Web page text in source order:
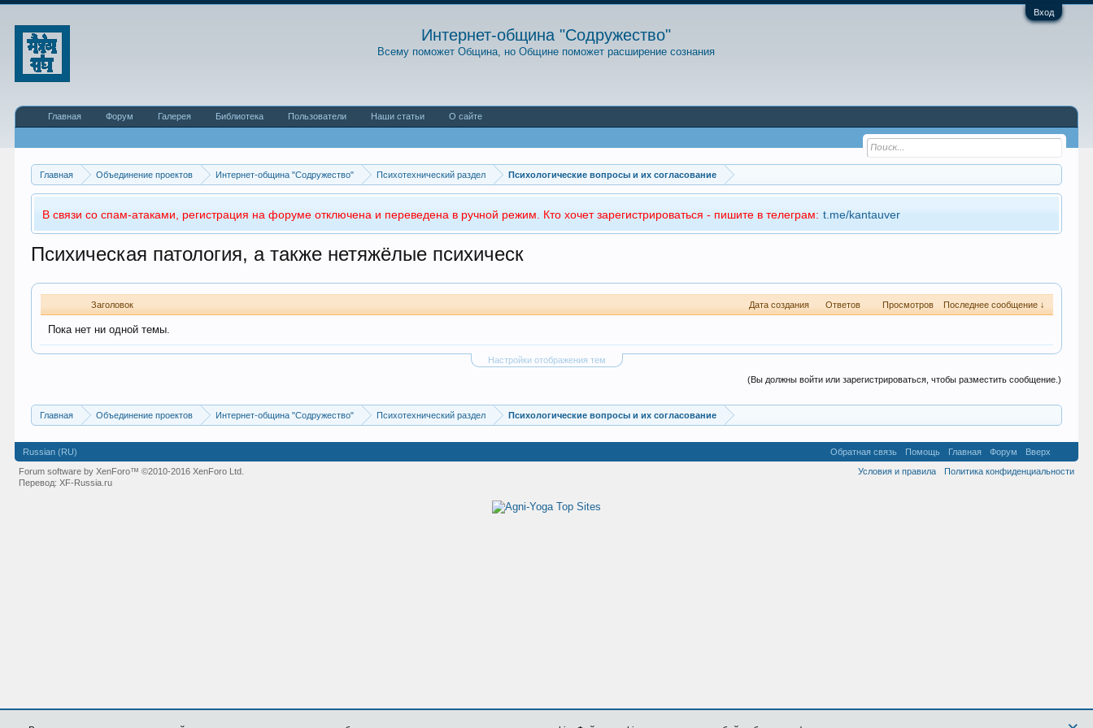
Вход
Интернет-община "Содружество"
Всему поможет Община, но Общине поможет расширение сознания
Главная Объединение проектов Интернет-община "Содружество" Психотехнический раздел Психологические вопросы и их согласование
В связи со спам-атаками, регистрация на форуме отключена и переведена в ручной режим. Кто хочет зарегистрироваться - пишите в телеграм: t.me/kantauver
Психическая патология, а также нетяжёлые психическ
Заголовок Дата создания Ответов Просмотров Последнее сообщение ↓
Пока нет ни одной темы.
Настройки отображения тем
(Вы должны войти или зарегистрироваться, чтобы разместить сообщение.)
Главная Объединение проектов Интернет-община "Содружество" Психотехнический раздел Психологические вопросы и их согласование
Главная Форум Галерея Библиотека Пользователи Наши статьи О сайте
Russian (RU) Обратная связь Помощь Главная Форум
Вверх
Условия и правила
Политика конфиденциальности
Forum software by XenForo™©2010-2016 XenForo Ltd.
Перевод:XF-Russia.ru